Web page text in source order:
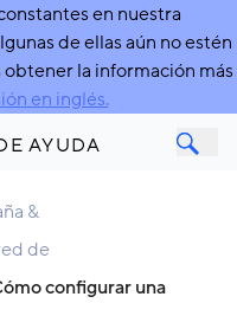
en nuestra
de ellas aún no estén
la información más
en inglés.
AYUDA
&
de
configurar una